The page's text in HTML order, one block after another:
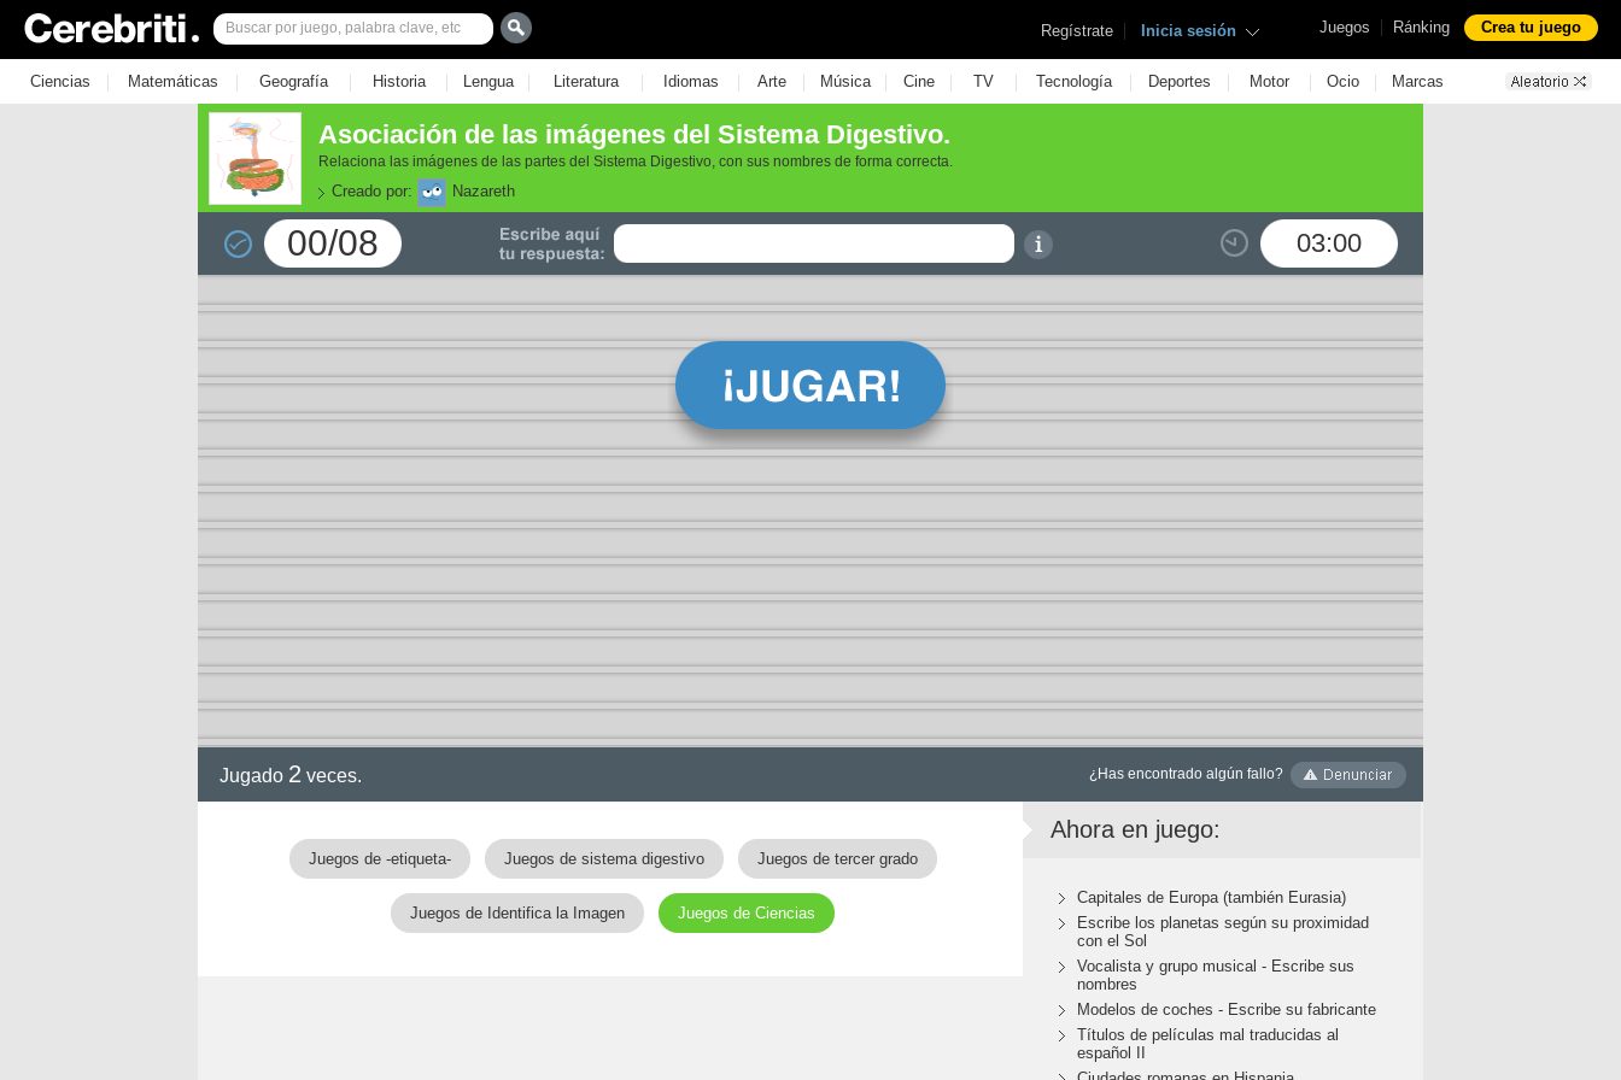
Juegos | Ránking Crea tu juego
Regístrate | Inicia sesión
Ciencias | Matemáticas | Geografía | Historia | Lengua | Literatura | Idiomas | Arte | Música | Cine | TV | Tecnología | Deportes | Motor | Ocio | Marcas
Asociación de las imágenes del Sistema Digestivo.
Relaciona las imágenes de las partes del Sistema Digestivo, con sus nombres de forma correcta.
Creado por: Nazareth
00/08 03:00
Jugado 2 veces. ¿Has encontrado algún fallo?
Juegos de -etiqueta- Juegos de sistema digestivo Juegos de tercer grado
Juegos de Identifica la Imagen Juegos de Ciencias
Ahora en juego:
Capitales de Europa (también Eurasia)
Escribe los planetas según su proximidad
con el Sol
Vocalista y grupo musical - Escribe sus
nombres
Modelos de coches - Escribe su fabricante
Títulos de películas mal traducidas al
español II